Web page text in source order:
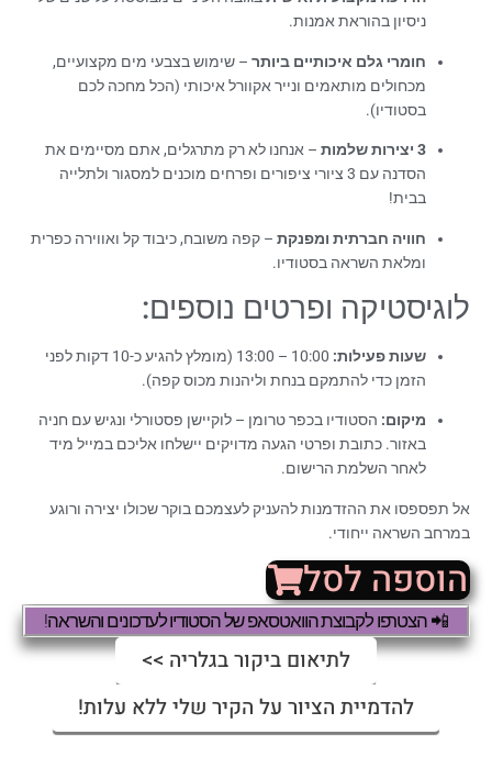
ניסיון בהוראת אמנות.
חומרי גלם איכותיים ביותר – שימוש בצבעי מים מקצועיים,
מכחולים מותאמים ונייר אקוורל איכותי (הכל מחכה לכם
בסטודיו).
3 יצירות שלמות
– אנחנו לא רק מתרגלים, אתם מסיימים את
הסדנה עם 3 ציורי ציפורים ופרחים מוכנים למסגור ולתלייה
בבית!
חוויה חברתית ומפנקת – קפה משובח, כיבוד קל ואווירה כפרית
ומלאת השראה בסטודיו.
לוגיסטיקה ופרטים נוספים:
שעות פעילות:
10:00 – 13:00 (מומלץ להגיע כ-10 דקות לפני
הזמן כדי להתמקם בנחת וליהנות מכוס קפה).
מיקום: הסטודיו בכפר טרומן – לוקיישן פסטורלי ונגיש עם חניה
באזור. כתובת ופרטי הגעה מדויקים יישלחו אליכם במייל מיד
לאחר השלמת הרישום.
אל תפספסו את ההזדמנות להעניק לעצמכם בוקר שכולו יצירה ורוגע
במרחב השראה ייחודי.
הוספה לסל
📲 הצטרפו לקבוצת הוואטסאפ של הסטודיו לעדכונים והשראה!
לתיאום ביקור בגלריה >>
להדמיית הציור על הקיר שלי ללא עלות!